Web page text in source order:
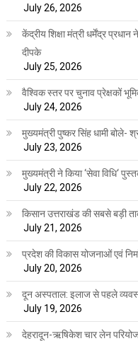
July 26, 2026
केंद्रीय शिक्षा मंत्री धर्मेंद्र
दीपके
July 25, 2026
वैश्विक स्तर पर चुनाव प्रेक्षकों
July 24, 2026
मुख्यमंत्री पुष्कर सिंह धामी बोले-
July 23, 2026
मुख्यमंत्री ने किया ‘सेवा विधि‘
July 22, 2026
किसान उत्तराखंड की सबसे बड़ी
July 21, 2026
प्रदेश की विकास योजनाओं एवं
July 20, 2026
दून अस्पताल: इलाज से पहले
July 19, 2026
देहरादून-ऋषिकेश चार लेन